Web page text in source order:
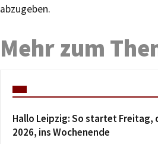
abzugeben.
Mehr zum
Hallo Leipzig: So startet Freitag,
2026, ins Wochenende